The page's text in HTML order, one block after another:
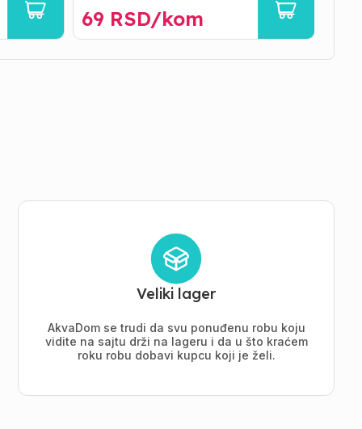
69 RSD/kom
Veliki lager
AkvaDom se trudi da svu ponuđenu robu koju
vidite na sajtu drži na lageru i da u što kraćem
roku robu dobavi kupcu koji je želi.